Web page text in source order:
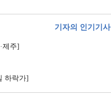
기자의 인기기사
제주]
하락가]